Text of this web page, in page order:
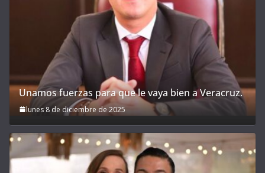
Unamos fuerzas para que le vaya bien a Veracruz.
lunes 8 de diciembre de 2025